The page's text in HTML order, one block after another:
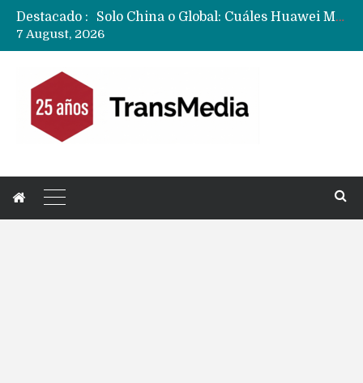
Destacado :
Data Centers de Huawei en Chile, México, Brasil,Perú y Argentina podrían verse afectados por arremetida de EE.UU
7 August, 2026